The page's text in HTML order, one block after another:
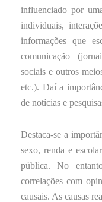
influenciado por
individuais,
informações que
comunicação
sociais e outros
etc.). Daí a
de notícias e
Destaca-se a
sexo, renda e
pública. No
correlações com
causais. As causas